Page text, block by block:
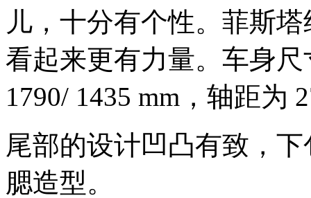
儿，十分有个性。菲斯
看起来更有力量。车身
1790/ 1435 mm，轴距为
尾部的设计凹凸有致，
腮造型。